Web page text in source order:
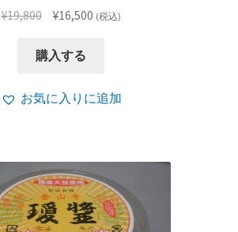
¥19,800
元
価
は
た。
¥16,500現
格
す。
(税込)
購入する
お気に入りに追加